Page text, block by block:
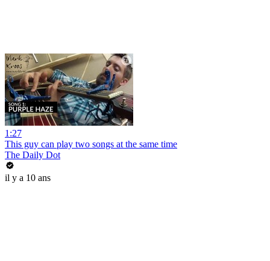
1:27
This guy can play two songs at the same time
The Daily Dot
il y a 10 ans